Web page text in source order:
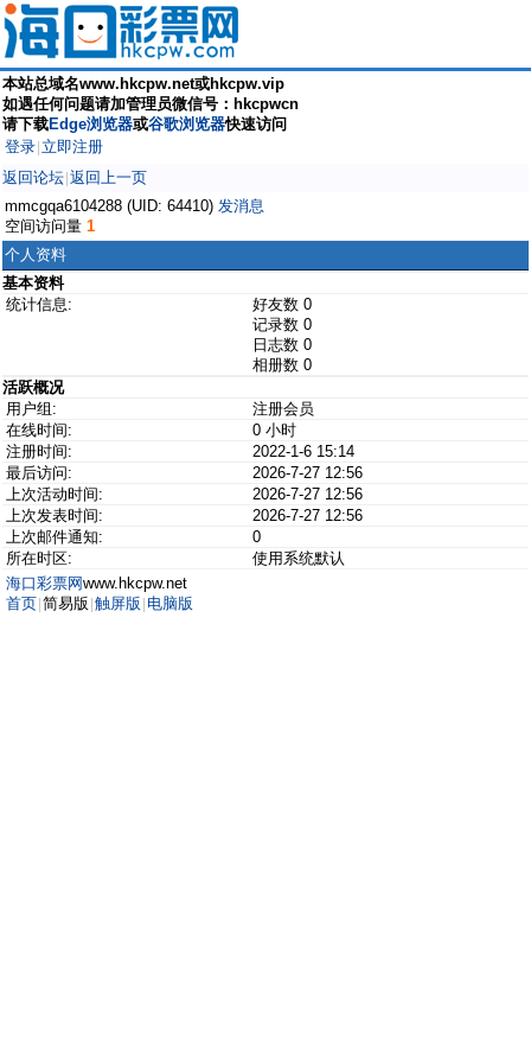
本站总域名www.hkcpw.net或hkcpw.vip
如遇任何问题请加管理员微信号：hkcpwcn
请下载Edge浏览器或谷歌浏览器快速访问
登录 立即注册
返回论坛 返回上一页
mmcgqa6104288 (UID: 64410) 发消息
空间访问量 1
个人资料
基本资料
统计信息:
好友数 0
记录数 0
日志数 0
相册数 0
活跃概况
用户组:
注册会员
在线时间:
0 小时
注册时间:
2022-1-6 15:14
最后访问:
2026-7-27 12:56
上次活动时间:
2026-7-27 12:56
上次发表时间:
2026-7-27 12:56
上次邮件通知:
0
所在时区:
使用系统默认
海口彩票网www.hkcpw.net
首页 简易版 触屏版 电脑版